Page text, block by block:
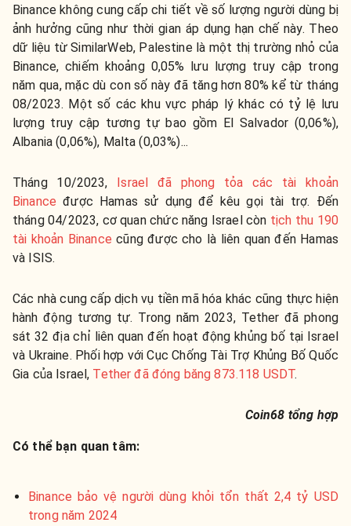
Binance không cung cấp chi tiết về số lượng người dùng bị
ảnh hưởng cũng như thời gian áp dụng hạn chế này. Theo
dữ liệu từ SimilarWeb, Palestine là một thị trường nhỏ của
Binance, chiếm khoảng 0,05% lưu lượng truy cập trong
năm qua, mặc dù con số này đã tăng hơn 80% kể từ tháng
08/2023. Một số các khu vực pháp lý khác có tỷ lệ lưu
lượng truy cập tương tự bao gồm El Salvador (0,06%),
Albania (0,06%), Malta (0,03%)...
Tháng 10/2023,
Israel đã phong tỏa các tài khoản
Binance được Hamas sử dụng để kêu gọi tài trợ. Đến
tháng 04/2023, cơ quan chức năng Israel còn tịch thu 190
tài khoản Binance cũng được cho là liên quan đến Hamas
và ISIS.
Các nhà cung cấp dịch vụ tiền mã hóa khác cũng thực hiện
hành động tương tự. Trong năm 2023, Tether đã phong
sát 32 địa chỉ liên quan đến hoạt động khủng bố tại Israel
và Ukraine. Phối hợp với Cục Chống Tài Trợ Khủng Bố Quốc
Gia của Israel, Tether đã đóng băng 873.118 USDT.
Coin68 tổng hợp
Có thể bạn quan tâm:
Binance bảo vệ người dùng khỏi tổn thất 2,4 tỷ USD
trong năm 2024